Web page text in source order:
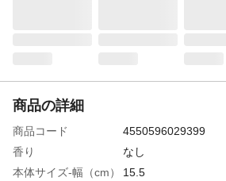
商品の詳細
商品コード
4550596029399
香り
なし
本体サイズ-幅（cm）
15.5